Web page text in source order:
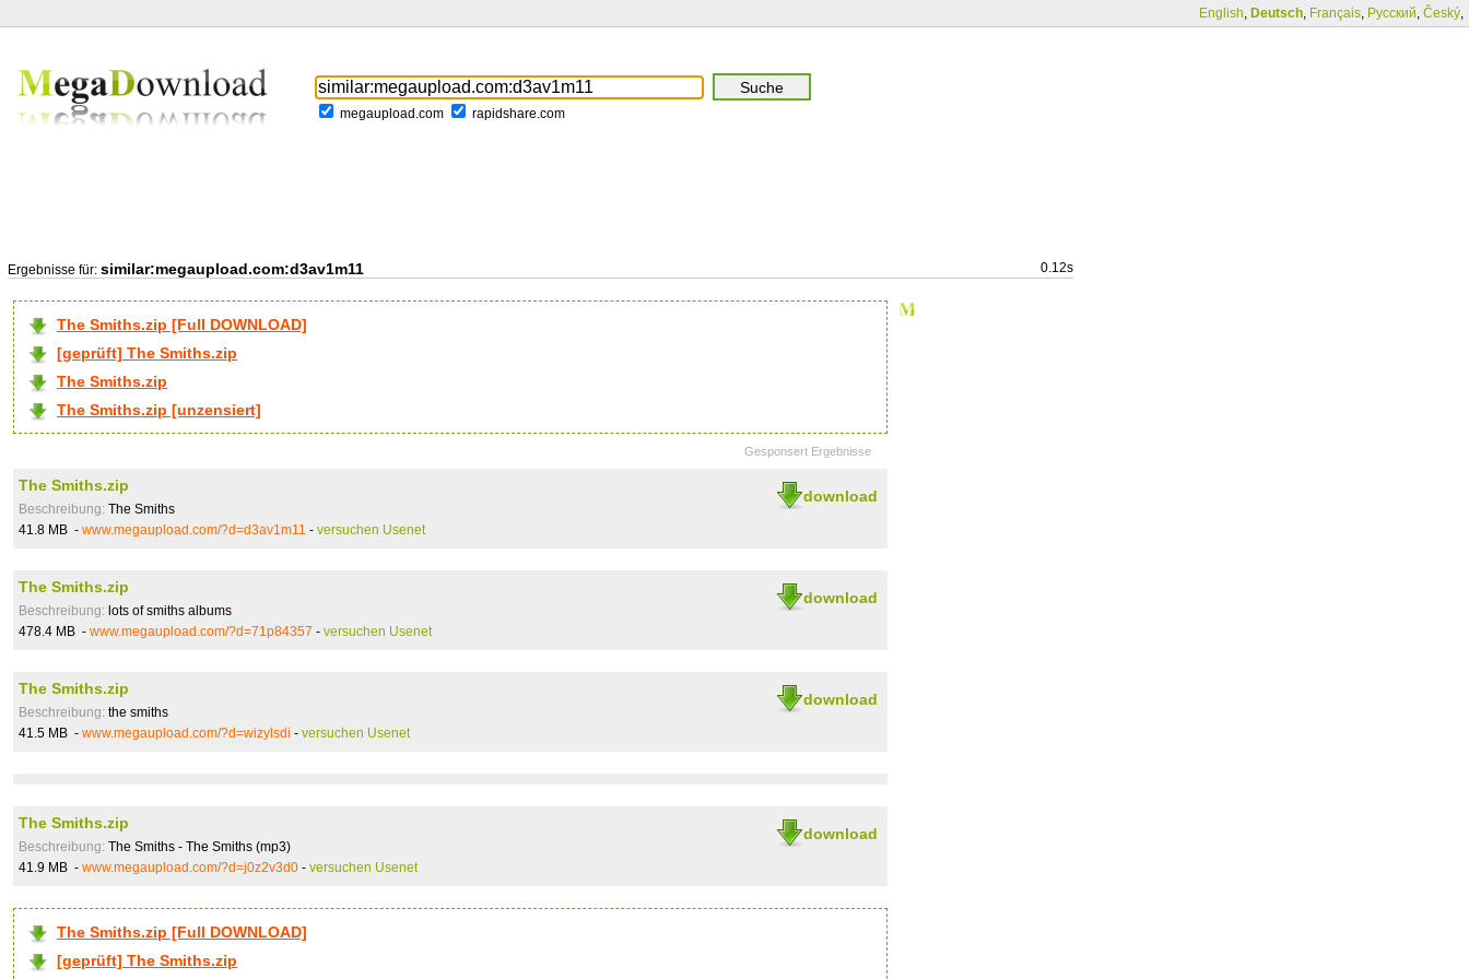
English, Deutsch, Français, Русский, Český,
megaupload.com rapidshare.com
Ergebnisse für: similar:megaupload.com:d3av1m11 0.12s
The Smiths.zip [Full DOWNLOAD]
[geprüft] The Smiths.zip
The Smiths.zip
The Smiths.zip [unzensiert]
Gesponsert Ergebnisse
download
The Smiths.zip
Beschreibung: The Smiths
41.8 MB - www.megaupload.com/?d=d3av1m11 - versuchen Usenet
download
The Smiths.zip
Beschreibung: lots of smiths albums
478.4 MB - www.megaupload.com/?d=71p84357 - versuchen Usenet
download
The Smiths.zip
Beschreibung: the smiths
41.5 MB - www.megaupload.com/?d=wizylsdi - versuchen Usenet
download
The Smiths.zip
Beschreibung: The Smiths - The Smiths (mp3)
41.9 MB - www.megaupload.com/?d=j0z2v3d0 - versuchen Usenet
The Smiths.zip [Full DOWNLOAD]
[geprüft] The Smiths.zip